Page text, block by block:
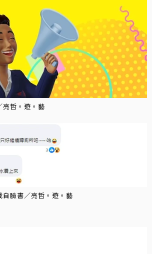
亮哲。遊。藝
臉書／亮哲。遊。藝